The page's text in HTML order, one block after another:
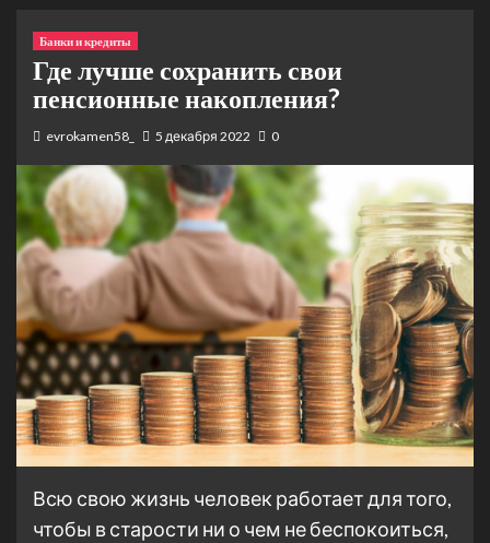
Банки и кредиты
Где лучше сохранить свои
пенсионные накопления?
evrokamen58_ 5 декабря 2022 0
Всю свою жизнь человек работает для того,
чтобы в старости ни о чем не беспокоиться,